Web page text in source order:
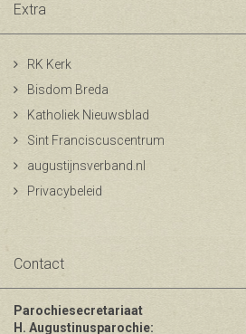
Extra
RK Kerk
Bisdom Breda
Katholiek Nieuwsblad
Sint Franciscuscentrum
augustijnsverband.nl
Privacybeleid
Contact
Parochiesecretariaat
H. Augustinusparochie: